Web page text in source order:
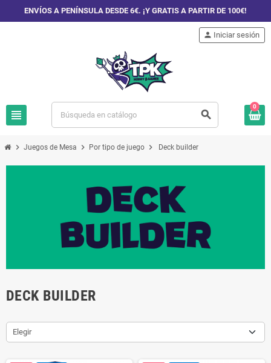
ENVÍOS A PENÍNSULA DESDE 6€. ¡Y GRATIS A PARTIR DE 100€!
view_headline search
person Iniciar sesión
0
chevron_right Juegos de Mesa chevron_right Por tipo de juego chevron_right Deck builder
DECK BUILDER
Elegir